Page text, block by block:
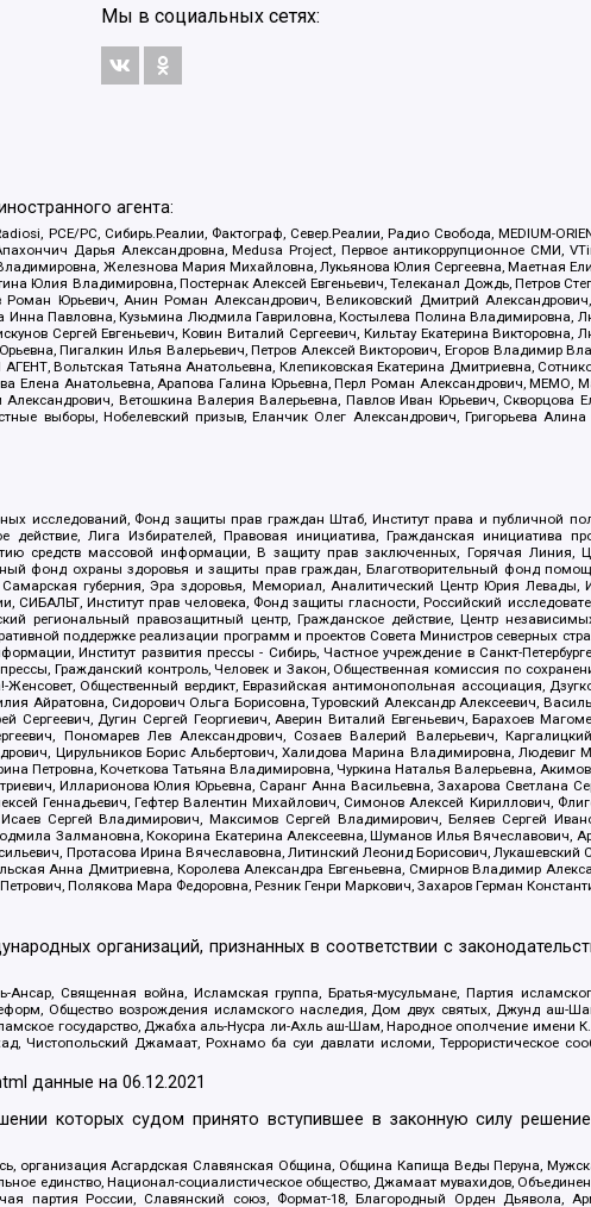
Мы в социальных сетях:
агента:
PCE/PC, Сибирь.Реалии, Фактограф, Север.Реалии, Радио Свобода, MEDIUM-
Дарья Александровна, Medusa Project, Первое антикоррупционное СМИ,
Железнова Мария Михайловна, Лукьянова Юлия Сергеевна, Маетная
Юлия Владимировна, Постернак Алексей Евгеньевич, Телеканал Дождь, Петров
Юрьевич, Анин Роман Александрович, Великовский Дмитрий
Инна Павловна, Кузьмина Людмила Гавриловна, Костылева Полина Владимировна,
Сергей Евгеньевич, Ковин Виталий Сергеевич, Кильтау Екатерина Викторовна,
Пигалкин Илья Валерьевич, Петров Алексей Викторович, Егоров Владимир
Вольтская Татьяна Анатольевна, Клепиковская Екатерина Дмитриевна,
Елена Анатольевна, Арапова Галина Юрьевна, Перл Роман Александрович, МЕМО,
Ветошкина Валерия Валерьевна, Павлов Иван Юрьевич, Скворцова
выборы, Нобелевский призыв, Еланчик Олег Александрович, Григорьева Алина
исследований, Фонд защиты прав граждан Штаб, Институт права и публичной
Лига Избирателей, Правовая инициатива, Гражданская инициатива
средств массовой информации, В защиту прав заключенных, Горячая Линия,
фонд охраны здоровья и защиты прав граждан, Благотворительный фонд
губерния, Эра здоровья, Мемориал, Аналитический Центр Юрия Левады,
Институт прав человека, Фонд защиты гласности, Российский
региональный правозащитный центр, Гражданское действие, Центр
поддержке реализации программ и проектов Совета Министров северных
Институт развития прессы - Сибирь, Частное учреждение в Санкт-
Гражданский контроль, Человек и Закон, Общественная комиссия по
Общественный вердикт, Евразийская антимонопольная ассоциация,
Сидорович Ольга Борисовна, Туровский Александр Алексеевич,
Дугин Сергей Георгиевич, Аверин Виталий Евгеньевич, Барахоев
Пономарев Лев Александрович, Созаев Валерий Валерьевич,
Цирульников Борис Альбертович, Халидова Марина Владимировна, Людевиг
Петровна, Кочеткова Татьяна Владимировна, Чуркина Наталья Валерьевна,
Илларионова Юлия Юрьевна, Саранг Анна Васильевна, Захарова Светлана
Геннадьевич, Гефтер Валентин Михайлович, Симонов Алексей Кириллович,
Сергей Владимирович, Максимов Сергей Владимирович, Беляев Сергей
Залмановна, Кокорина Екатерина Алексеевна, Шуманов Илья Вячеславович,
Протасова Ирина Вячеславовна, Литинский Леонид Борисович, Лукашевский
Анна Дмитриевна, Королева Александра Евгеньевна, Смирнов Владимир
Полякова Мара Федоровна, Резник Генри Маркович, Захаров Герман
организаций, признанных в соответствии с
Священная война, Исламская группа, Братья-мусульмане, Партия
Общество возрождения исламского наследия, Дом двух святых, Джунд
государство, Джабха аль-Нусра ли-Ахль аш-Шам, Народное ополчение имени
Джамаат, Рохнамо ба суи давлати исломи, Террористическое
данные на06.12.2021
которых судом принято вступившее в законную силу
организация Асгардская Славянская Община, Община Капища Веды Перуна,
единство, Национал-социалистическое общество, Джамаат мувахидов,
партия России, Славянский союз, Формат-18, Благородный Орден Дьявола,